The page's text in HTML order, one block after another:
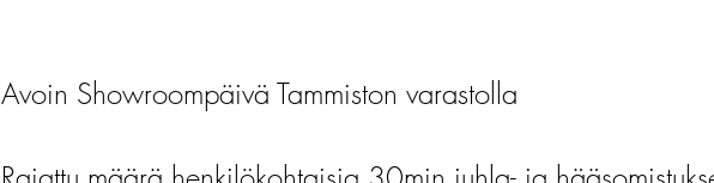
Avoin Showroompäivä Tammiston varastolla